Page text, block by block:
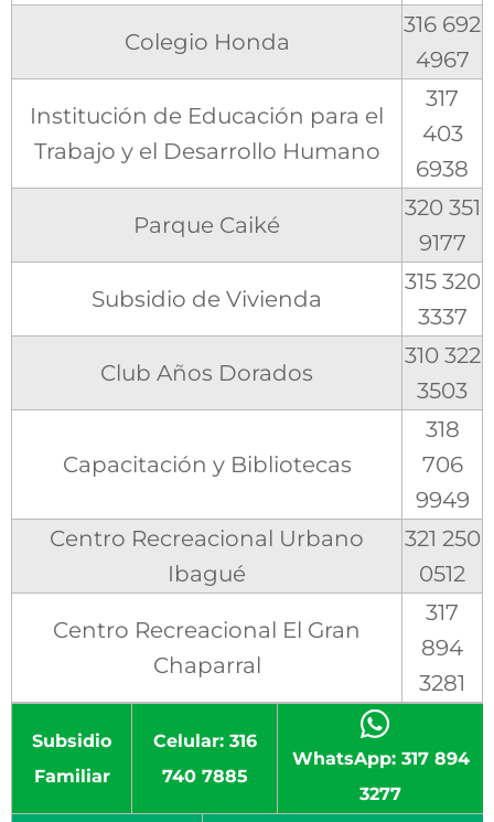
Colegio Honda
316 692
4967
Institución de Educación para el
Trabajo y el Desarrollo Humano
317
403
6938
Parque Caiké
320 351
9177
Subsidio de Vivienda
315 320
3337
Club Años Dorados
310 322
3503
Capacitación y Bibliotecas
318
706
9949
Centro Recreacional Urbano
Ibagué
321 250
0512
Centro Recreacional El Gran
Chaparral
317
894
3281
Subsidio
Familiar
Celular: 316
740 7885
WhatsApp: 317 894
3277